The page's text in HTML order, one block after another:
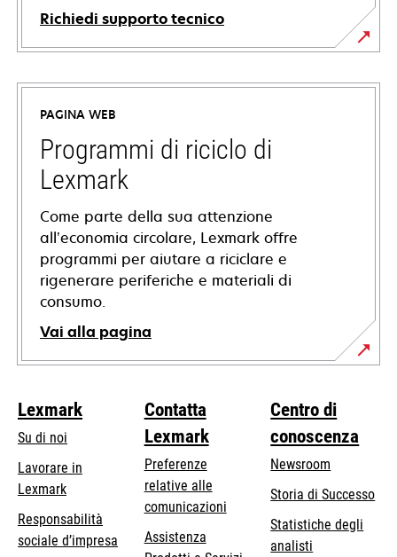
Richiedi supporto tecnico
si
apre
una
nuova
scheda
PAGINA WEB
Programmi di riciclo di
Lexmark
Come parte della sua attenzione
all’economia circolare, Lexmark offre
programmi per aiutare a riciclare e
rigenerare periferiche e materiali di
consumo.
Vai alla pagina
Lexmark
Su di noi
Lavorare in
Lexmark
Responsabilità
sociale d’impresa
Contatta
Lexmark
Preferenze
relative alle
comunicazioni
Assistenza
Centro di
conoscenza
Newsroom
Storia di Successo
Statistiche degli
analisti